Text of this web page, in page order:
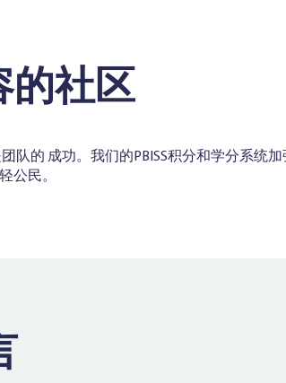
的社区
的 成功。我们的PBISS积分和学分系统
公民。